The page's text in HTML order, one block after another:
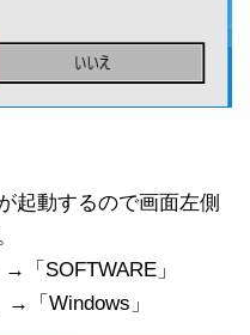
起動するので画面左側
→「SOFTWARE」
「Windows」